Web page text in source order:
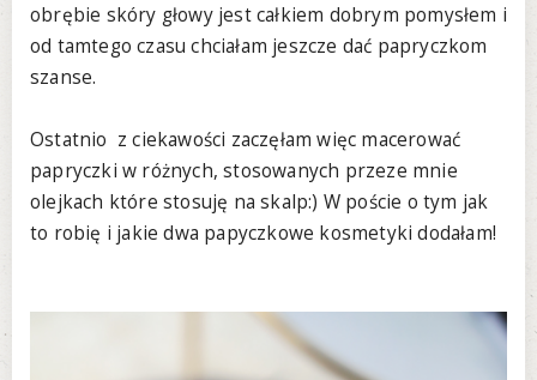
obrębie skóry głowy jest całkiem dobrym pomysłem i
od tamtego czasu chciałam jeszcze dać papryczkom
szanse.
Ostatnio z ciekawości zaczęłam więc macerować
papryczki w różnych, stosowanych przeze mnie
olejkach które stosuję na skalp:) W poście o tym jak
to robię i jakie dwa papyczkowe kosmetyki dodałam!